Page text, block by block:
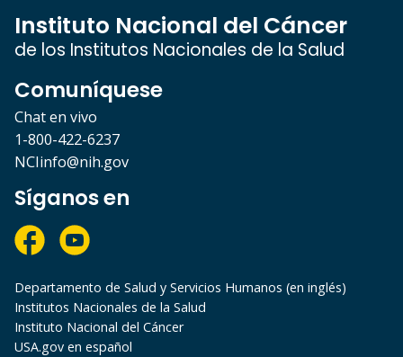
Instituto Nacional del Cáncer
de los Institutos Nacionales de la Salud
Comuníquese
Chat en vivo
1-800-422-6237
NCIinfo@nih.gov
Síganos en
Departamento de Salud y Servicios Humanos (en inglés)
Institutos Nacionales de la Salud
Instituto Nacional del Cáncer
USA.gov en español